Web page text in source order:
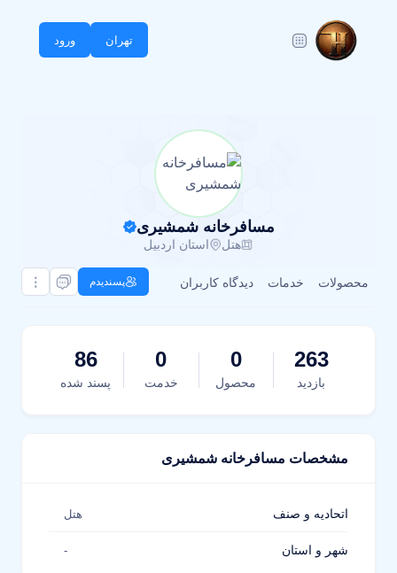
تهران ورود
مسافرخانه شمشیری
هتل استان اردبیل
محصولات خدمات دیدگاه کاربران پسندیدم
263
بازدید
0
محصول
0
خدمت
86
پسند شده
مشخصات مسافرخانه شمشیری
اتحادیه و صنف هتل
شهر و استان -